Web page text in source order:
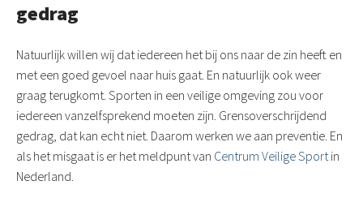
gedrag
Natuurlijk willen wij dat iedereen het bij ons naar de zin heeft en
met een goed gevoel naar huis gaat. En natuurlijk ook weer
graag terugkomt. Sporten in een veilige omgeving zou voor
iedereen vanzelfsprekend moeten zijn. Grensoverschrijdend
gedrag, dat kan echt niet. Daarom werken we aan preventie. En
als het misgaat is er het meldpunt van Centrum Veilige Sport in
Nederland.